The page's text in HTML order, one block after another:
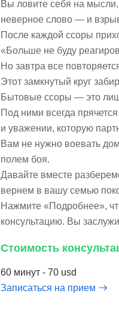
Вы ловите себя на
неверное слово — и
После каждой ссоры
«Больше не буду
Но завтра все
Этот замкнутый круг
Бытовые ссоры — это
Под ними всегда
и уважении, которую
Вам не нужно воевать
полем боя.
Давайте вместе
вернем в вашу семью
Нажмите «Подробнее»,
консультацию. Вы
Стоимость
60 минут - 70 usd
Записаться на прием